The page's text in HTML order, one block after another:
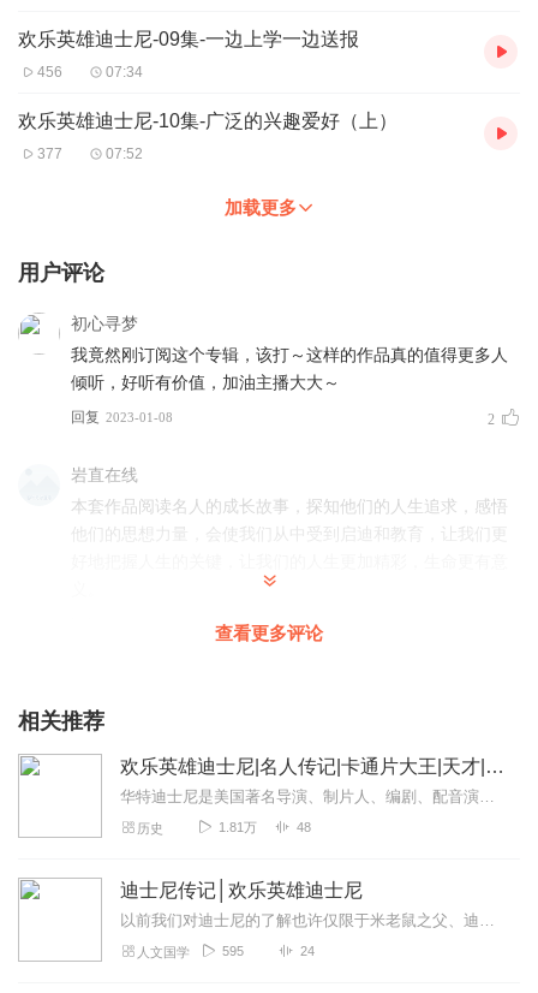
欢乐英雄迪士尼-09集-一边上学一边送报
456 07:34
欢乐英雄迪士尼-10集-广泛的兴趣爱好（上）
377 07:52
加载更多
用户评论
初心寻梦
我竟然刚订阅这个专辑，该打～这样的作品真的值得更多人
倾听，好听有价值，加油主播大大～
回复 2023-01-08 2
岩直在线
本套作品阅读名人的成长故事，探知他们的人生追求，感悟
他们的思想力量，会使我们从中受到启迪和教育，让我们更
哇塞，主播厉害了，简直高产神！ 演播特别棒，语言功底
2022-12-24 2
丰富质感的声音，欢快有趣的内容，感谢主播带来这么好的
作品。可见主播之功底和严谨的做事态度。会持续关注👏👏
查看更多评论
相关推荐
欢乐英雄迪士尼|名人传记|卡通片大王|天才|传奇人物|VIP免费【精品单播】
华特迪士尼是美国著名导演、制片人、编剧、配音演员和卡通设计者，并且和其兄洛伊迪士尼一同创办了世界著名的华特迪士尼公司。他是一个...
历史 1.81万 48
迪士尼传记│欢乐英雄迪士尼
以前我们对迪士尼的了解也许仅限于米老鼠之父、迪士尼乐园还有那个家喻户晓的城堡logo，但是迪士尼这个人本身，其实我们知之甚少。这本书详细地为我们讲述了迪士尼短暂...
人文国学 595 24